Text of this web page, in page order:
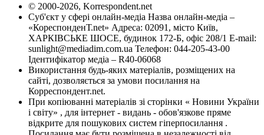
© 2000-2026, Korrespondent.net
Суб'єкт у сфері онлайн-медіа Назва онлайн-медіа –
«КореспонденТ.net» Адреса: 02091, місто Київ,
ХАРКІВСЬКЕ ШОСЕ, будинок 172-Б, офіс 208/1 E-mail:
sunlight@mediadim.com.ua Телефон: 044-205-43-00
Ідентифікатор медіа – R40-06068
Використання будь-яких матеріалів, розміщених на
сайті, дозволяється за умови посилання на
Корреспондент.net.
При копіюванні матеріалів зі сторінки « Новини України
і світу» , для інтернет - видань - обов'язкове пряме
відкрите для пошукових систем гіперпосилання .